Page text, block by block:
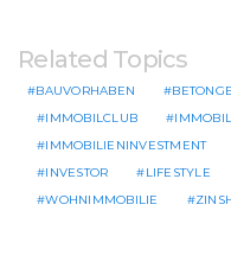
Related Topics
BAUVORHABEN
IMMOBILCLUB
IMMOBILIENINVESTMENT
INVESTOR
LIFESTYLE
WOHNIMMOBILIE